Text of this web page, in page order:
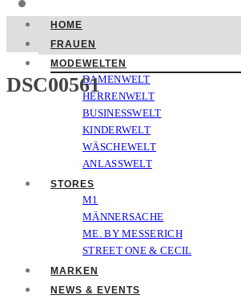
HOME
FRAUEN
MODEWELTEN
DAMENWELT
HERRENWELT
BUSINESSWELT
KINDERWELT
WÄSCHEWELT
ANLASSWELT
STORES
M1
MÄNNERSACHE
ME. BY MESSERICH
STREET ONE & CECIL
MARKEN
NEWS & EVENTS
DSC00561